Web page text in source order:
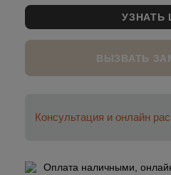
ВЫЗВАТЬ
Консультация и онлайн
Оплата наличными,